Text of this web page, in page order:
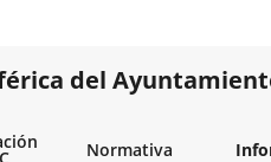
nueva.
del
Normativa